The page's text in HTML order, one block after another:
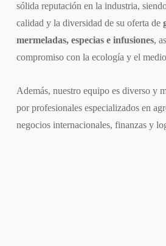
sólida reputación en la industria,
calidad y la diversidad de su oferta de
mermeladas, especias e infusiones,
compromiso con la ecología y el
Además, nuestro equipo es diverso y
por profesionales especializados en
negocios internacionales, finanzas y